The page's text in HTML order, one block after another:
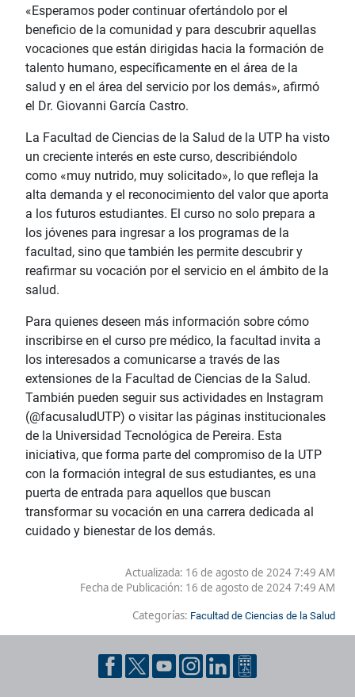
«Esperamos poder continuar ofertándolo por el
beneficio de la comunidad y para descubrir aquellas
vocaciones que están dirigidas hacia la formación de
talento humano, específicamente en el área de la
salud y en el área del servicio por los demás», afirmó
el Dr. Giovanni García Castro.
La Facultad de Ciencias de la Salud de la UTP ha visto
un creciente interés en este curso, describiéndolo
como «muy nutrido, muy solicitado», lo que refleja la
alta demanda y el reconocimiento del valor que aporta
a los futuros estudiantes. El curso no solo prepara a
los jóvenes para ingresar a los programas de la
facultad, sino que también les permite descubrir y
reafirmar su vocación por el servicio en el ámbito de la
salud.
Para quienes deseen más información sobre cómo
inscribirse en el curso pre médico, la facultad invita a
los interesados a comunicarse a través de las
extensiones de la Facultad de Ciencias de la Salud.
También pueden seguir sus actividades en Instagram
(@facusaludUTP) o visitar las páginas institucionales
de la Universidad Tecnológica de Pereira. Esta
iniciativa, que forma parte del compromiso de la UTP
con la formación integral de sus estudiantes, es una
puerta de entrada para aquellos que buscan
transformar su vocación en una carrera dedicada al
cuidado y bienestar de los demás.
Actualizada: 16 de agosto de 2024 7:49 AM
Fecha de Publicación: 16 de agosto de 2024 7:49 AM
Categorías: Facultad de Ciencias de la Salud